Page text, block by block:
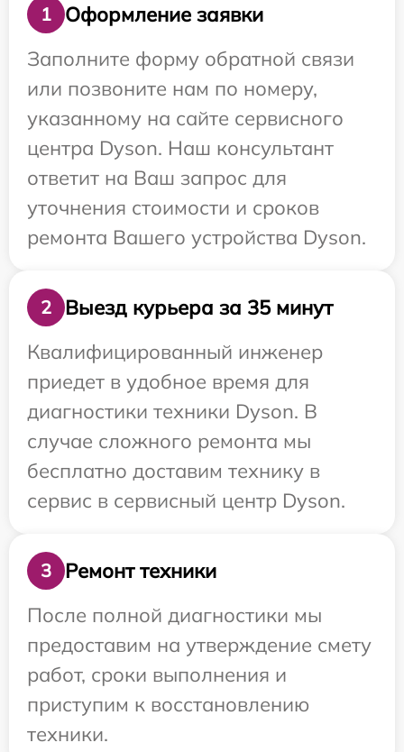
1
Оформление заявки
Заполните форму обратной связи
или позвоните нам по номеру,
указанному на сайте сервисного
центра Dyson. Наш консультант
ответит на Ваш запрос для
уточнения стоимости и сроков
ремонта Вашего устройства Dyson.
2
Выезд курьера за 35 минут
Квалифицированный инженер
приедет в удобное время для
диагностики техники Dyson. В
случае сложного ремонта мы
бесплатно доставим технику в
сервис в сервисный центр Dyson.
3
Ремонт техники
После полной диагностики мы
предоставим на утверждение смету
работ, сроки выполнения и
приступим к восстановлению
техники.